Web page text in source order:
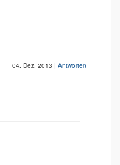
04. Dez. 2013 | Antworten